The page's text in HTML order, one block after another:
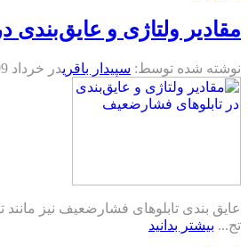
مقادیر ولتاژی و عایق‌بندی
نوشته شده توسط: سپیدار باقریدر خرداد 09, 1399
عایق بندی تابلو‌های فشارضعیف نیز
تج... بیشتر بدانید